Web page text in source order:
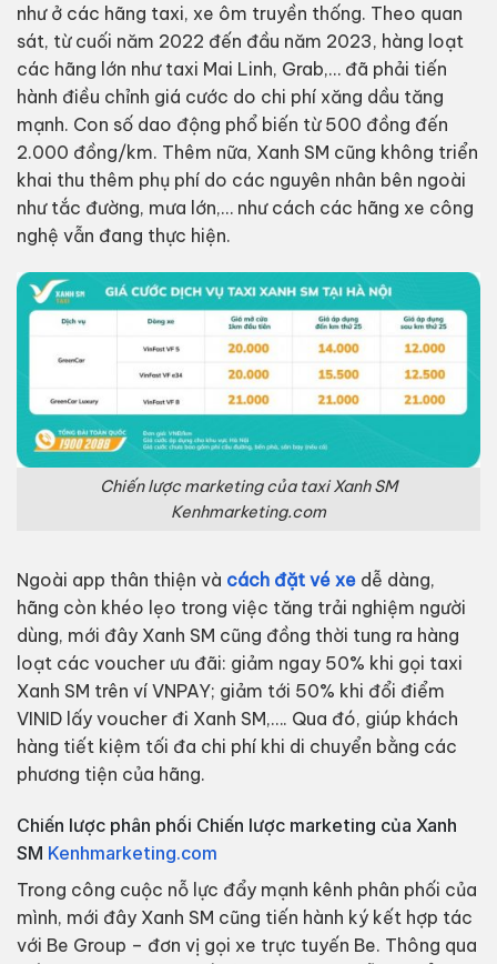
như ở các hãng taxi, xe ôm truyền thống. Theo quan
sát, từ cuối năm 2022 đến đầu năm 2023, hàng loạt
các hãng lớn như taxi Mai Linh, Grab,… đã phải tiến
hành điều chỉnh giá cước do chi phí xăng dầu tăng
mạnh. Con số dao động phổ biến từ 500 đồng đến
2.000 đồng/km. Thêm nữa, Xanh SM cũng không triển
khai thu thêm phụ phí do các nguyên nhân bên ngoài
như tắc đường, mưa lớn,… như cách các hãng xe công
nghệ vẫn đang thực hiện.
Chiến lược marketing của taxi Xanh SM
Kenhmarketing.com
Ngoài app thân thiện và cách đặt vé xedễ dàng,
hãng còn khéo lẹo trong việc tăng trải nghiệm người
dùng, mới đây Xanh SM cũng đồng thời tung ra hàng
loạt các voucher ưu đãi: giảm ngay 50% khi gọi taxi
Xanh SM trên ví VNPAY; giảm tới 50% khi đổi điểm
VINID lấy voucher đi Xanh SM,…. Qua đó, giúp khách
hàng tiết kiệm tối đa chi phí khi di chuyển bằng các
phương tiện của hãng.
Chiến lược phân phối Chiến lược marketing của Xanh
SM Kenhmarketing.com
Trong công cuộc nỗ lực đẩy mạnh kênh phân phối của
mình, mới đây Xanh SM cũng tiến hành ký kết hợp tác
với Be Group – đơn vị gọi xe trực tuyến Be. Thông qua